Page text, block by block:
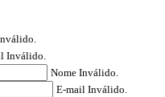
Inválido.
Nome Inválido.
E-mail Inválido.